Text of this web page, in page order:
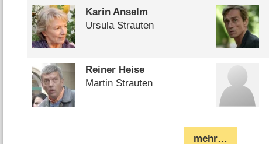
Karin Anselm
Ursula Strauten
Reiner Heise
Martin Strauten
mehr…